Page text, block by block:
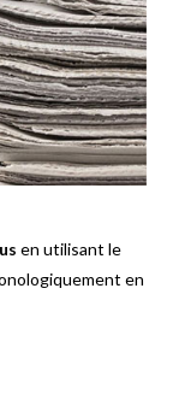
en utilisant le
en